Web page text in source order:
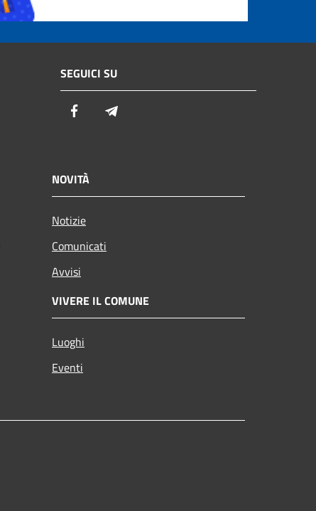
SEGUICI SU
Facebook
NOVITÀ
Notizie
Comunicati
Avvisi
VIVERE IL COMUNE
Luoghi
Eventi